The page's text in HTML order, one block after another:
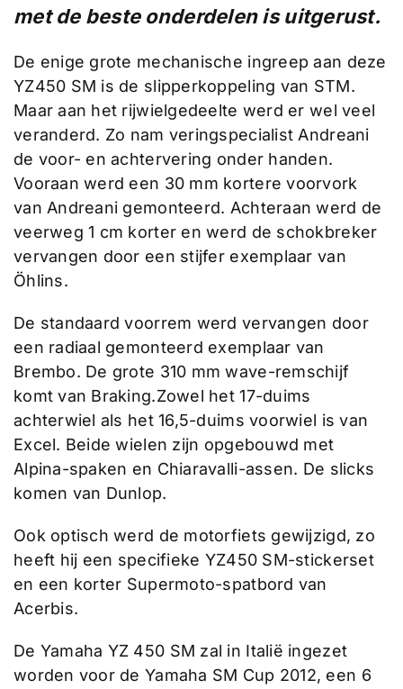
met de beste onderdelen is uitgerust.
De enige grote mechanische ingreep aan deze
YZ450 SM is de slipperkoppeling van STM.
Maar aan het rijwielgedeelte werd er wel veel
veranderd. Zo nam veringspecialist Andreani
de voor- en achtervering onder handen.
Vooraan werd een 30 mm kortere voorvork
van Andreani gemonteerd. Achteraan werd de
veerweg 1 cm korter en werd de schokbreker
vervangen door een stijfer exemplaar van
Öhlins.
De standaard voorrem werd vervangen door
een radiaal gemonteerd exemplaar van
Brembo. De grote 310 mm wave-remschijf
komt van Braking.Zowel het 17-duims
achterwiel als het 16,5-duims voorwiel is van
Excel. Beide wielen zijn opgebouwd met
Alpina-spaken en Chiaravalli-assen. De slicks
komen van Dunlop.
Ook optisch werd de motorfiets gewijzigd, zo
heeft hij een specifieke YZ450 SM-stickerset
en een korter Supermoto-spatbord van
Acerbis.
De Yamaha YZ 450 SM zal in Italië ingezet
worden voor de Yamaha SM Cup 2012, een 6